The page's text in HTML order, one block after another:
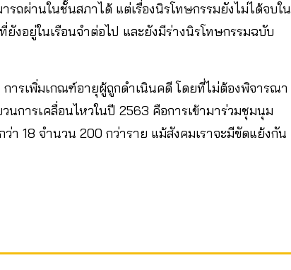
ถผ่านในชั้นสภาได้ แต่เรื่องนิรโทษกรรมยังไม่ได้จบใน
อยู่ในเรือนจำต่อไป และยังมีร่างนิรโทษกรรมฉบับ
ารเพิ่มเกณฑ์อายุผู้ถูกดำเนินคดี โดยที่ไม่ต้องพิจารณา
การเคลื่อนไหวในปี 2563 คือการเข้ามาร่วมชุมนุม
า 18 จำนวน 200 กว่าราย แม้สังคมเราจะมีขัดแย้งกัน